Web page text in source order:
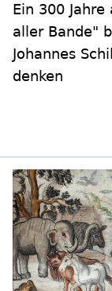
Ein 300
aller Bande"
Johannes
denken